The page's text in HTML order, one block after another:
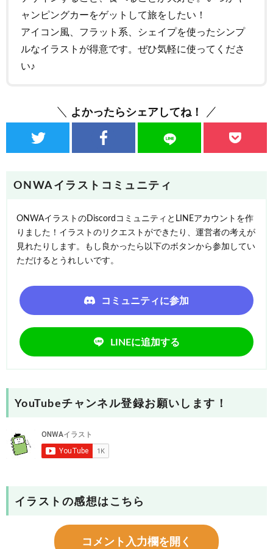
ャンピングカーをゲットして旅をしたい！
アイコン風、フラット系、シェイプを使ったシンプ
ルなイラストが得意です。ぜひ気軽に使ってくださ
い♪
よかったらシェアしてね！
ONWAイラストコミュニティ
ONWAイラストのDiscordコミュニティとLINEアカウントを作
りました！イラストのリクエストができたり、運営者の考えが
見れたりします。もし良かったら以下のボタンから参加してい
ただけるとうれしいです。
コミュニティに参加
LINEに追加する
YouTubeチャンネル登録お願いします！
イラストの感想はこちら
コメント入力欄を開く